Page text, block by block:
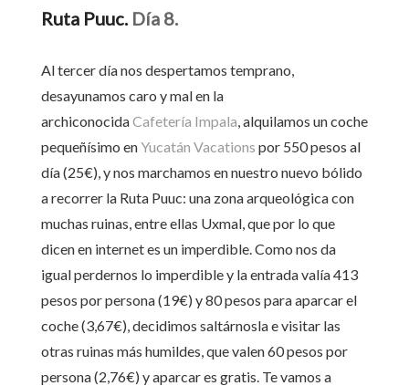
Ruta Puuc. Día 8.
Al tercer día nos despertamos temprano,
desayunamos caro y mal en la
archiconocidaCafetería Impala, alquilamos un coche
pequeñísimo en Yucatán Vacations por 550 pesos al
día (25€), y nos marchamos en nuestro nuevo bólido
a recorrer la Ruta Puuc: una zona arqueológica con
muchas ruinas, entre ellas Uxmal, que por lo que
dicen en internet es un imperdible. Como nos da
igual perdernos lo imperdible y la entrada valía 413
pesos por persona (19€) y 80 pesos para aparcar el
coche (3,67€), decidimos saltárnosla e visitar las
otras ruinas más humildes, que valen 60 pesos por
persona (2,76€) y aparcar es gratis. Te vamos a